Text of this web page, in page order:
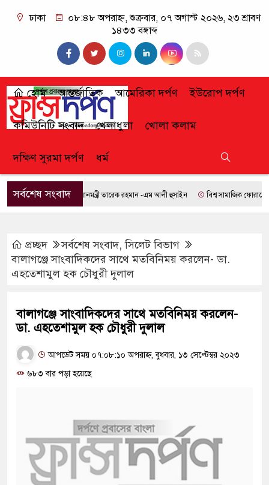
ঢাকা
০৮:৪৮ অপরাহ্ন, শুক্রবার, ০৭ অগাস্ট ২০২৬, ২৩ শ্রাবণ
১৪৩৩ বঙ্গাব্দ
হোম আন্তর্জাতিক আমেরিকা দর্পণ ইউরোপ দর্পণ
কমিউনিটি সংবাদ খেলাধুলা খোলা কলাম
দক্ষিণ সুরমা দর্পণ ধর্ম
সর্বশেষ সংবাদপ্রধানমন্ত্রী তারেক রহমান -এম আলী হুসাইন বিশ্ব সামাজিক ফোরামে যোগ
প্রচ্ছদ সর্বশেষ সংবাদ,সিলেট বিভাগ
বালাগঞ্জে সাংবাদিকদের সাথে মতবিনিময় করলেন- ডা.
এহতেশামুল হক চৌধুরী দুলাল
বালাগঞ্জে সাংবাদিকদের সাথে মতবিনিময় করলেন-
ডা. এহতেশামুল হক চৌধুরী দুলাল
আপডেট সময় ০৭:০৮:১০ অপরাহ্ন, বুধবার, ১৩ সেপ্টেম্বর ২০২৩
৬৮৩ বার পড়া হয়েছে